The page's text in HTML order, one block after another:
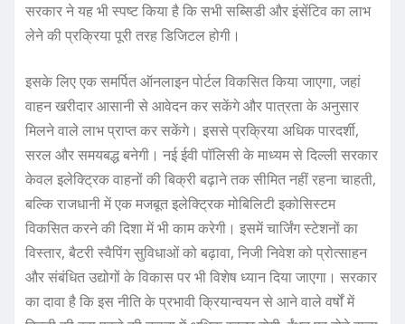
सरकार ने यह भी स्पष्ट किया है कि सभी सब्सिडी और इंसेंटिव का लाभ
लेने की प्रक्रिया पूरी तरह डिजिटल होगी।
इसके लिए एक समर्पित ऑनलाइन पोर्टल विकसित किया जाएगा, जहां
वाहन खरीदार आसानी से आवेदन कर सकेंगे और पात्रता के अनुसार
मिलने वाले लाभ प्राप्त कर सकेंगे। इससे प्रक्रिया अधिक पारदर्शी,
सरल और समयबद्ध बनेगी। नई ईवी पॉलिसी के माध्यम से दिल्ली सरकार
केवल इलेक्ट्रिक वाहनों की बिक्री बढ़ाने तक सीमित नहीं रहना चाहती,
बल्कि राजधानी में एक मजबूत इलेक्ट्रिक मोबिलिटी इकोसिस्टम
विकसित करने की दिशा में भी काम करेगी। इसमें चार्जिंग स्टेशनों का
विस्तार, बैटरी स्वैपिंग सुविधाओं को बढ़ावा, निजी निवेश को प्रोत्साहन
और संबंधित उद्योगों के विकास पर भी विशेष ध्यान दिया जाएगा। सरकार
का दावा है कि इस नीति के प्रभावी क्रियान्वयन से आने वाले वर्षों में